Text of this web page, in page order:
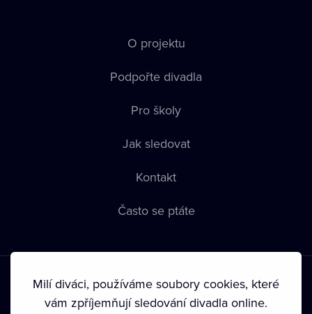
O projektu
Podpořte divadla
Pro školy
Jak sledovat
Kontakt
Často se ptáte
Milí diváci, používáme soubory cookies, které
vám zpříjemňují sledování divadla online.